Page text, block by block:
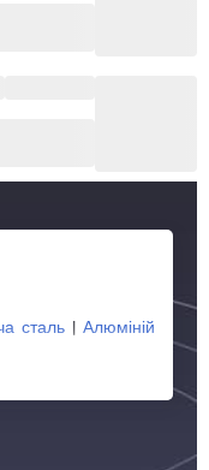
сталь | Алюміній